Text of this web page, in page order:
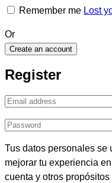
Remember me Lost
Or
Create an account
Register
Tus datos personales se
mejorar tu experiencia
cuenta y otros